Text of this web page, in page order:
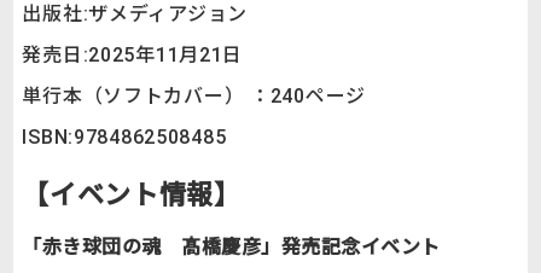
出版社:ザメディアジョン
発売日:2025年11月21日
単行本（ソフトカバー） ：240ページ
ISBN:‎9784862508485
【イベント情報】
「赤き球団の魂 髙橋慶彦」発売記念イベント